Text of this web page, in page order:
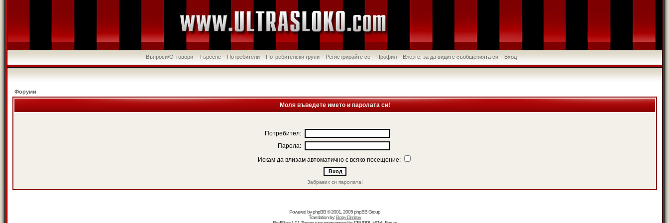
Въпроси/Отговори Търсене Потребители Потребителски групи Регистрирайте се Профил Влезте, за да видите съобщенията си Вход
Форуми
Моля въведете името и паролата си!
Потребител:
Парола:
Искам да влизам автоматично с всяко посещение:
Забравих си паролата!
Powered byphpBB© 2001, 2005 phpBB Group
Translation by:Boby Dimitrov